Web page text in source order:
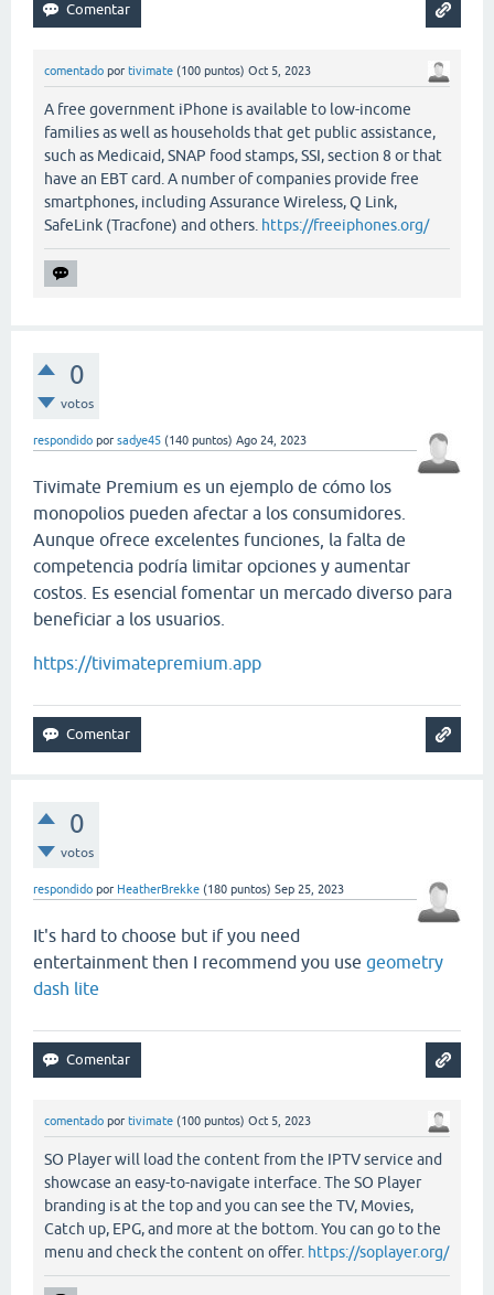
comentado por tivimate (100 puntos) Oct 5, 2023
A free government iPhone is available to low-income
families as well as households that get public assistance,
such as Medicaid, SNAP food stamps, SSI, section 8 or that
have an EBT card. A number of companies provide free
smartphones, including Assurance Wireless, Q Link,
SafeLink (Tracfone) and others. https://freeiphones.org/
0
votos
respondido por sadye45 (140 puntos) Ago 24, 2023
Tivimate Premium es un ejemplo de cómo los
monopolios pueden afectar a los consumidores.
Aunque ofrece excelentes funciones, la falta de
competencia podría limitar opciones y aumentar
costos. Es esencial fomentar un mercado diverso para
beneficiar a los usuarios.
https://tivimatepremium.app
0
votos
respondido por HeatherBrekke (180 puntos) Sep 25, 2023
It's hard to choose but if you need
entertainment then I recommend you use geometry
dash lite
comentado por tivimate (100 puntos) Oct 5, 2023
SO Player will load the content from the IPTV service and
showcase an easy-to-navigate interface. The SO Player
branding is at the top and you can see the TV, Movies,
Catch up, EPG, and more at the bottom. You can go to the
menu and check the content on offer. https://soplayer.org/